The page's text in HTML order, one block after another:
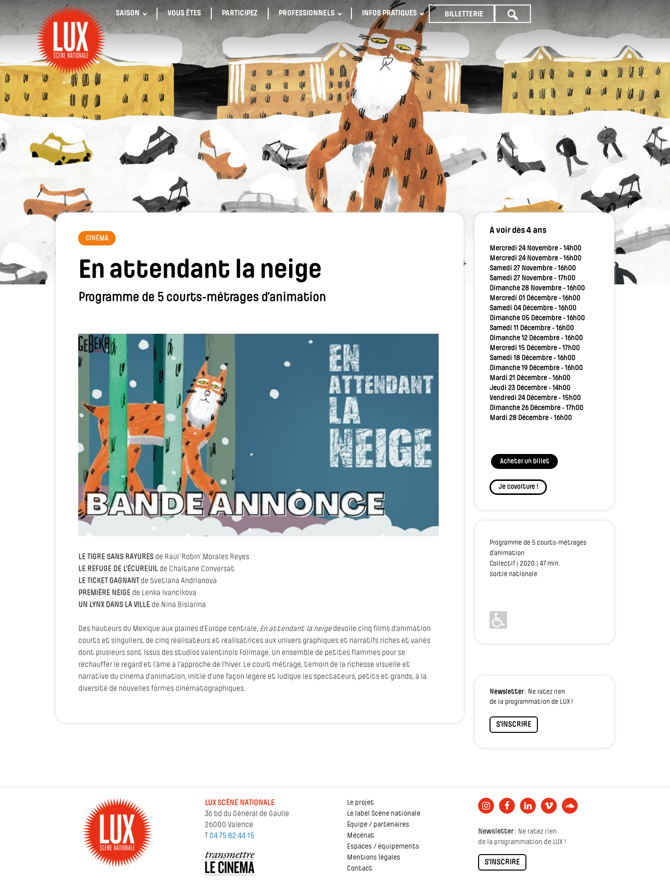
SAISON VOUS ÊTES PARTICIPEZ PROFESSIONNELS INFOS PRATIQUES BILLETTERIE
TOUTE
PROGRAMMATION
CINÉMA
En attendant la neige
Programme de 5 courts-métrages d’animation
LE TIGRE SANS RAYURES de Raúl ‘Robin’ Morales Reyes
LE REFUGE DE L'ÉCUREUIL de Chaïtane Conversat
LE TICKET GAGNANT de Svetlana Andrianova
PREMIÈRE NEIGE de Lenka Ivancikova
UN LYNX DANS LA VILLE de Nina Bisiarina
Des hauteurs du Mexique aux plaines d’Europe centrale, En attendant la neigedévoile cinq films d’animation
courts et singuliers, de cinq réalisateurs et réalisatrices aux univers graphiques et narratifs riches et variés
dont plusieurs sont issus des studios valentinois Folimage. Un ensemble de petites flammes pour se
réchauffer le regard et l’âme à l’approche de l’hiver. Le court métrage, témoin de la richesse visuelle et
narrative du cinéma d’animation, initie d’une façon légère et ludique les spectateurs, petits et grands, à la
diversité de nouvelles formes cinématographiques.
À voir dès 4 ans
Mercredi 24 Novembre - 14h00
Mercredi 24 Novembre - 16h00
Samedi 27 Novembre - 16h00
Samedi 27 Novembre - 17h00
Dimanche 28 Novembre - 16h00
Mercredi 01 Décembre - 16h00
Samedi 04 Décembre - 16h00
Dimanche 05 Décembre - 16h00
Samedi 11 Décembre - 16h00
Dimanche 12 Décembre - 16h00
Mercredi 15 Décembre - 17h00
Samedi 18 Décembre - 16h00
Dimanche 19 Décembre - 16h00
Mardi 21 Décembre - 16h00
Jeudi 23 Décembre - 14h00
Vendredi 24 Décembre - 15h00
Dimanche 26 Décembre - 17h00
Mardi 28 Décembre - 16h00
Acheter un billet
Je covoiture !
Programme de 5 courts-métrages
d’animation
Collectif | 2020 | 47 min.
Sortie nationale
Newsletter: Ne ratez rien
de la programmation de LUX !
S'INSCRIRE
LUX SCÈNE NATIONALE
36 bd du Général de Gaulle
26000 Valence
T 04 75 82 44 15
Le projet
Le label Scène nationale
Équipe / partenaires
Mécénat
Espaces / équipements
Mentions légales
Contact
Newsletter: Ne ratez rien
de la programmation de LUX !
S'INSCRIRE